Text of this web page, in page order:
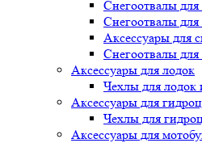
Снегоотвалы
Снегоотвалы
Аксессуары для
Снегоотвалы
Аксессуары для лодок
Чехлы для лодок
Аксессуары для
Чехлы для
Аксессуары для